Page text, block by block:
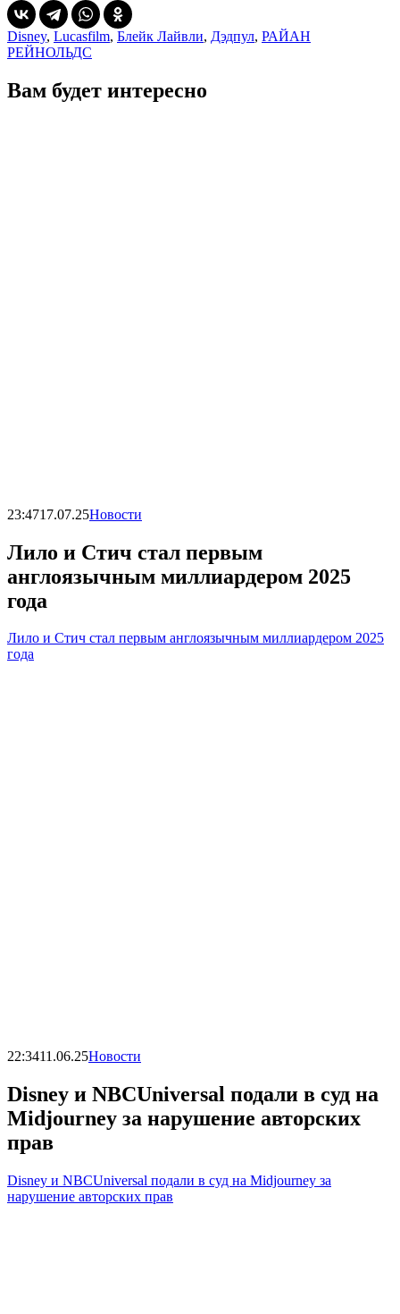
Disney, Lucasfilm, Блейк Лайвли, Дэдпул, РАЙАН
РЕЙНОЛЬДС
Вам будет интересно
23:4717.07.25Новости
Лило и Стич стал первым
англоязычным миллиардером 2025
года
Лило и Стич стал первым англоязычным миллиардером 2025
года
22:3411.06.25Новости
Disney и NBCUniversal подали в суд на
Midjourney за нарушение авторских
прав
Disney и NBCUniversal подали в суд на Midjourney за
нарушение авторских прав